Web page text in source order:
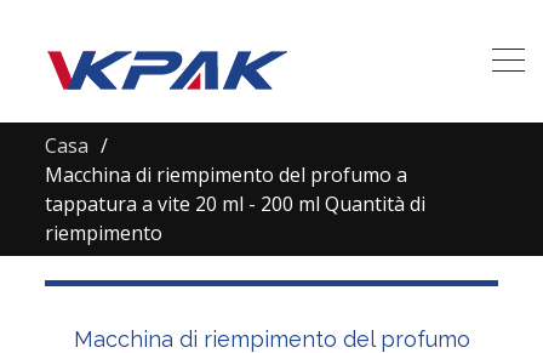
Casa
Macchina di riempimento del profumo a
tappatura a vite 20 ml - 200 ml Quantità di
riempimento
Macchina di riempimento del profumo